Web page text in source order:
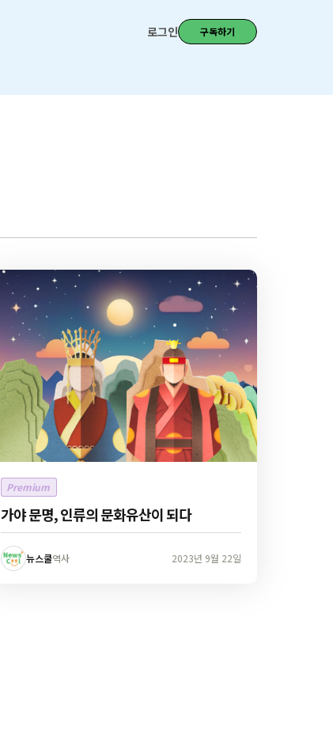
로그인 구독하기
Premium
가야 문명, 인류의 문화유산이 되다
뉴스쿨역사 2023년 9월 22일